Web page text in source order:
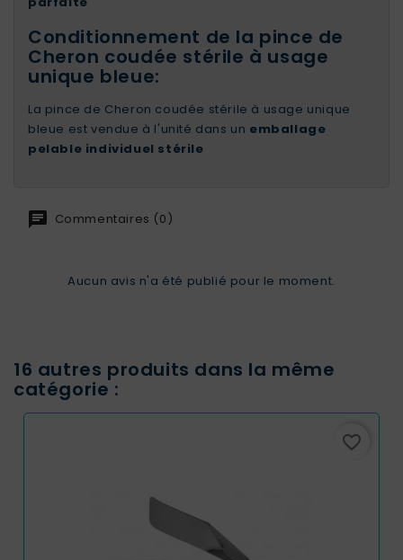
Conditionnement de la pince de
Cheron coudée stérile à usage
unique bleue:
La pince de Cheron coudée stérile à usage unique
bleue est vendue à l'unité dans un emballage
pelable individuel stérile
Commentaires (0)
Aucun avis n'a été publié pour le moment.
16 autres produits dans la même
catégorie :
favorite_border